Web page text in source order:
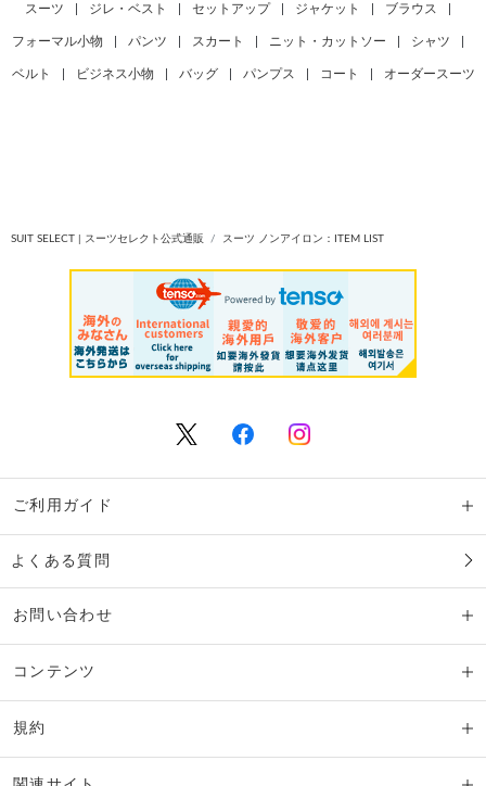
スーツ ジレ・ベスト セットアップ ジャケット ブラウス
フォーマル小物 パンツ スカート ニット・カットソー シャツ
ベルト ビジネス小物 バッグ パンプス コート オーダースーツ
SUIT SELECT | スーツセレクト公式通販 スーツ ノンアイロン：ITEM LIST
ご利用ガイド
よくある質問
お問い合わせ
コンテンツ
規約